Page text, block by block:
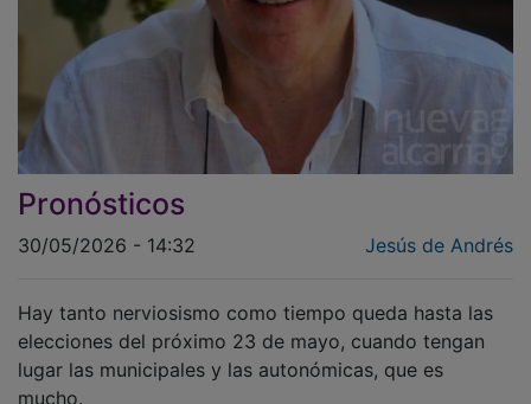
Pronósticos
elecciones del próximo 23 de mayo, cuando tengan
lugar las municipales y las autonómicas, que es
mucho.